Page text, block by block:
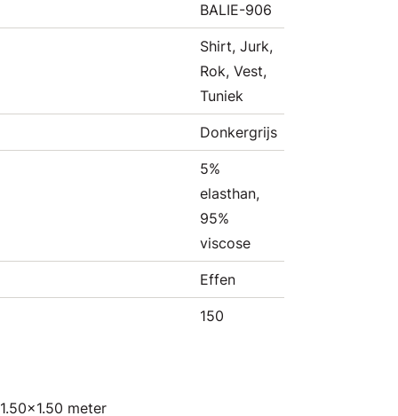
BALIE-906
Shirt, Jurk,
Rok, Vest,
Tuniek
Donkergrijs
5%
elasthan,
95%
viscose
Effen
150
meter